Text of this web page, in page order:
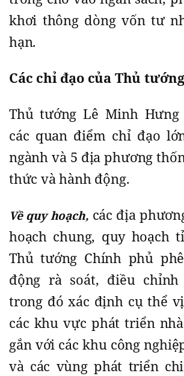
khơi thông dòng vốn tư
hạn.
Các chỉ đạo của Thủ
Thủ tướng Lê Minh Hưng
các quan điểm chỉ đạo
ngành và 5 địa phương
thức và hành động.
Về quy hoạch, các địa
hoạch chung, quy hoạch
Thủ tướng Chính phủ
động rà soát, điều chỉnh
trong đó xác định cụ thể
các khu vực phát triển
gắn với các khu công
và các vùng phát triển